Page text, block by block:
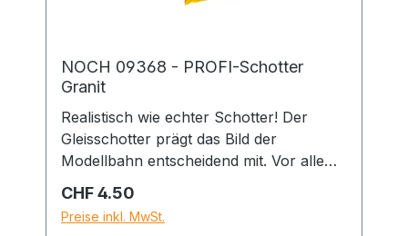
NOCH 09368 - PROFI-Schotter
Granit
Realistisch wie echter Schotter! Der
Gleisschotter prägt das Bild der
Modellbahn entscheidend mit. Vor allem
besondere Bedeutung zu, da ein
realistischer Schotter zu einem
Regulärer Preis:
CHF 4.50
Preise inkl. MwSt.